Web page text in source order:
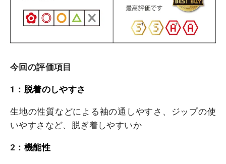
今回の評価項目
1： 脱着のしやすさ
生地の性質などによる袖の通しやすさ、ジップの使
いやすさなど、脱ぎ着しやすいか
2： 機能性